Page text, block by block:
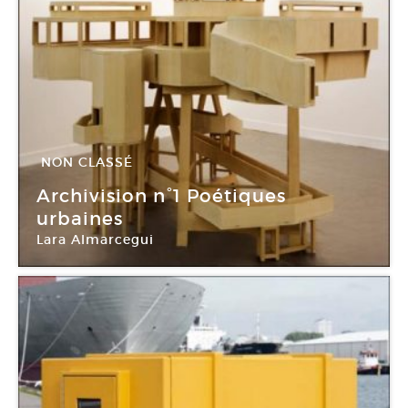
NON CLASSÉ
24 Juin -24 Sep 2011
Archivision n°1 Poétiques
urbaines
Lara Almarcegui